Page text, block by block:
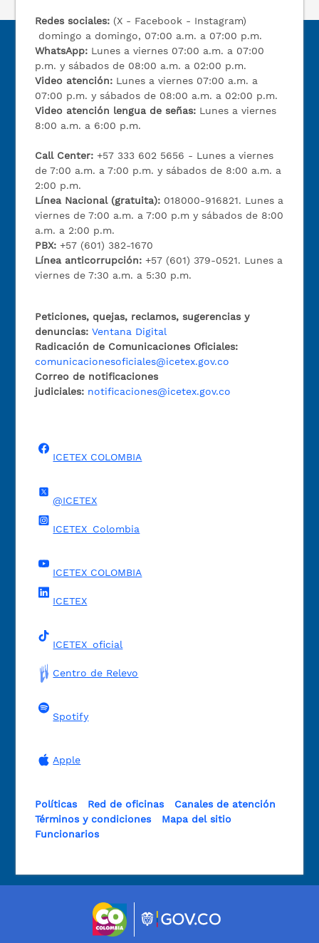
Redes sociales: (X - Facebook - Instagram)
domingo a domingo, 07:00 a.m. a 07:00 p.m.
WhatsApp: Lunes a viernes 07:00 a.m. a 07:00
p.m. y sábados de 08:00 a.m. a 02:00 p.m.
Video atención: Lunes a viernes 07:00 a.m. a
07:00 p.m. y sábados de 08:00 a.m. a 02:00 p.m.
Video atención lengua de señas: Lunes a viernes
8:00 a.m. a 6:00 p.m.
Call Center:+57 333 602 5656 - Lunes a viernes
de 7:00 a.m. a 7:00 p.m. y sábados de 8:00 a.m. a
2:00 p.m.
Línea Nacional (gratuita): 018000-916821. Lunes a
viernes de 7:00 a.m. a 7:00 p.m y sábados de 8:00
a.m. a 2:00 p.m.
PBX:+57 (601) 382-1670
Línea anticorrupción:+57 (601) 379-0521. Lunes a
viernes de 7:30 a.m. a 5:30 p.m.
Peticiones, quejas, reclamos, sugerencias y
denuncias: Ventana Digital
Radicación de Comunicaciones Oficiales:
comunicacionesoficiales@icetex.gov.co
Correo de notificaciones
judiciales: notificaciones@icetex.gov.co
ICETEX COLOMBIA
@ICETEX
ICETEX_Colombia
ICETEX COLOMBIA
ICETEX
ICETEX_oficial
Centro de Relevo
Spotify
Apple
Políticas Red de oficinas
Canales de atención
Términos y condiciones
Mapa del sitio
Funcionarios